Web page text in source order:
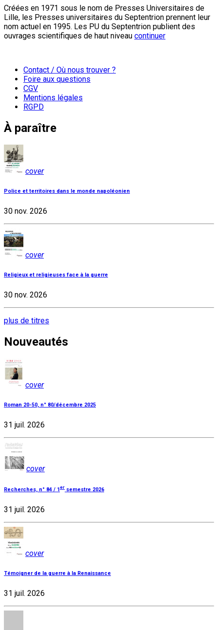
Créées en 1971 sous le nom de Presses Universitaires de
Lille, les Presses universitaires du Septentrion prennent leur
nom actuel en 1995. Les PU du Septentrion publient des
ouvrages scientifiques de haut niveau continuer
Contact / Où nous trouver ?
Foire aux questions
CGV
Mentions légales
RGPD
À paraître
cover
Police et territoires dans le monde napoléonien
30 nov. 2026
cover
Religieux et religieuses face à la guerre
30 nov. 2026
plus de titres
Nouveautés
cover
Roman 20-50, n° 80/décembre 2025
31 juil. 2026
cover
Recherches, n° 84 / 1 er semestre 2026
31 juil. 2026
cover
Témoigner de la guerre à la Renaissance
31 juil. 2026